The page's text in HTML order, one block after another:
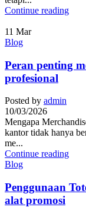
Continue reading
11 Mar
Blog
Peran penting
profesional
Posted by admin
10/03/2026
Mengapa
kantor tidak hanya
me...
Continue reading
Blog
Penggunaan
alat promosi